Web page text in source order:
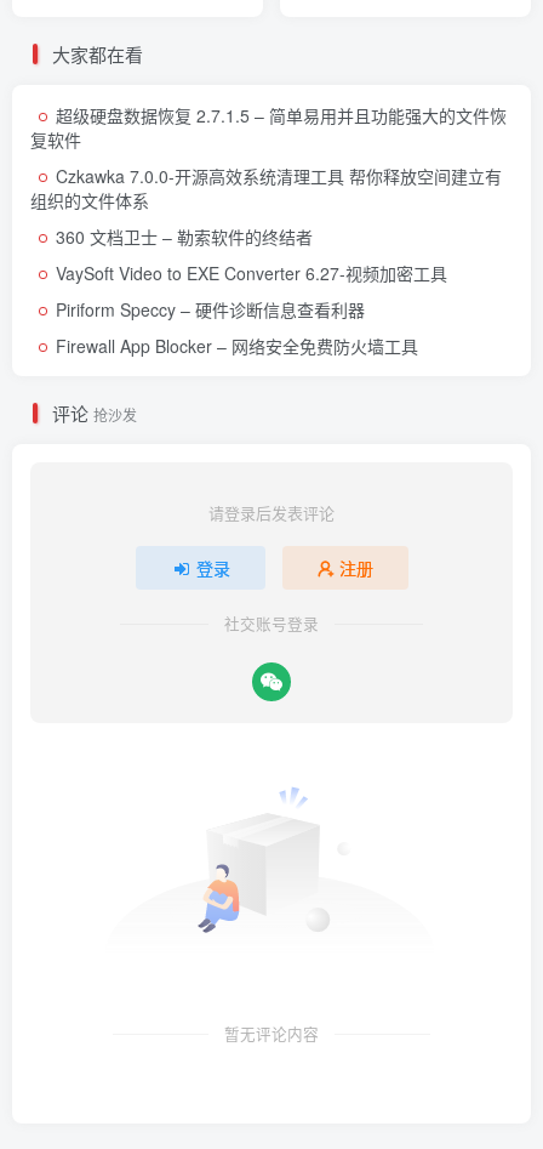
大家都在看
超级硬盘数据恢复 2.7.1.5 – 简单易用并且功能强大的文件恢
复软件
Czkawka 7.0.0-开源高效系统清理工具 帮你释放空间建立有
组织的文件体系
360 文档卫士 – 勒索软件的终结者
VaySoft Video to EXE Converter 6.27-视频加密工具
Piriform Speccy – 硬件诊断信息查看利器
Firewall App Blocker – 网络安全免费防火墙工具
评论 抢沙发
请登录后发表评论
登录 注册
社交账号登录
暂无评论内容